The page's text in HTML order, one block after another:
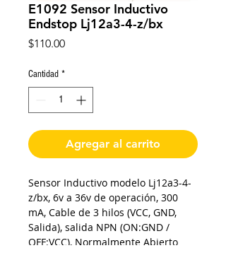
E1092 Sensor Inductivo
Endstop Lj12a3-4-z/bx
$110.00Precio
Cantidad *
Agregar al carrito
Sensor Inductivo modelo Lj12a3-4-
z/bx, 6v a 36v de operación, 300
mA, Cable de 3 hilos (VCC, GND,
Salida), salida NPN (ON:GND /
OFF:VCC), Normalmente Abierto